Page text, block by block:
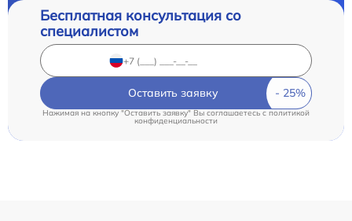
Бесплатная консультация со
специалистом
Оставить заявку
Нажимая на кнопку "Оставить заявку" Вы соглашаетесь c политикой
конфиденциальности